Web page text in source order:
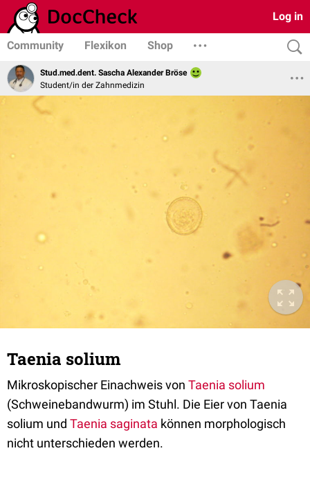
Log in
Community Flexikon Shop
Stud.med.dent. Sascha Alexander Bröse
Student/in der Zahnmedizin
Taenia solium
Mikroskopischer Einachweis von Taenia solium
(Schweinebandwurm) im Stuhl. Die Eier von Taenia
solium und Taenia saginata können morphologisch
nicht unterschieden werden.